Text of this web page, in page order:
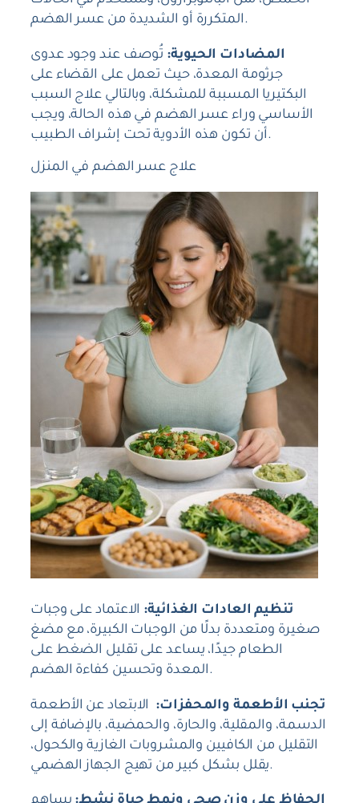
المتكررة أو الشديدة من عسر الهضم.
المضادات الحيوية: تُوصف عند وجود عدوى
جرثومة المعدة، حيث تعمل على القضاء على
البكتيريا المسببة للمشكلة، وبالتالي علاج السبب
الأساسي وراء عسر الهضم في هذه الحالة، ويجب
أن تكون هذه الأدوية تحت إشراف الطبيب.
علاج عسر الهضم في المنزل
تنظيم العادات الغذائية: الاعتماد على وجبات
صغيرة ومتعددة بدلًا من الوجبات الكبيرة، مع مضغ
الطعام جيدًا، يساعد على تقليل الضغط على
المعدة وتحسين كفاءة الهضم.
تجنب الأطعمة والمحفزات: الابتعاد عن الأطعمة
الدسمة، والمقلية، والحارة، والحمضية، بالإضافة إلى
التقليل من الكافيين والمشروبات الغازية والكحول،
يقلل بشكل كبير من تهيج الجهاز الهضمي.